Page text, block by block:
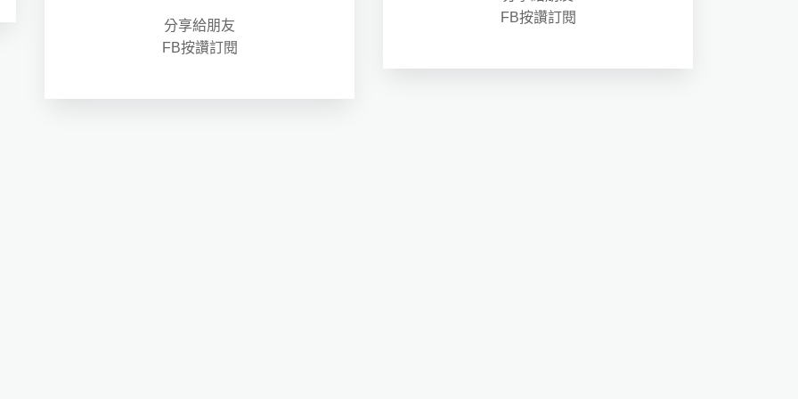
分享給朋友
FB按讚訂閱
FB按讚訂閱